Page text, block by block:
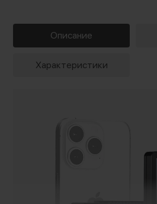
Описание
Характеристики